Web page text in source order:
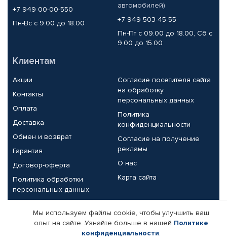
+7 949 00-00-550
Пн-Вс с 9.00 до 18.00
автомобилей)
+7 949 503-45-55
Пн-Пт с 09.00 до 18.00, Сб с
9.00 до 15.00
Клиентам
Акции
Контакты
Оплата
Доставка
Обмен и возврат
Гарантия
Договор-оферта
Политика обработки
персональных данных
Согласие посетителя сайта
на обработку
персональных данных
Политика
конфиденциальности
Согласие на получение
рекламы
О нас
Карта сайта
Партнерам
Корпоративным клиентам
Реквизиты компании
Мы используем файлы cookie, чтобы улучшить ваш
опыт на сайте. Узнайте больше в нашей Политике
конфиденциальности.